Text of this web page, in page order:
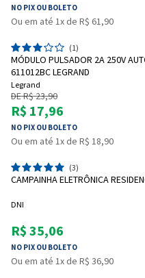
NO PIX OU BOLETO
Ou em até 1x de R$ 61,90
(1)
MÓDULO PULSADOR 2A 250V
611012BC LEGRAND
Legrand
DE R$ 23,90
R$ 17,96
NO PIX OU BOLETO
Ou em até 1x de R$ 18,90
(3)
CAMPAINHA ELETRÔNICA
DNI
R$ 35,06
NO PIX OU BOLETO
Ou em até 1x de R$ 36,90